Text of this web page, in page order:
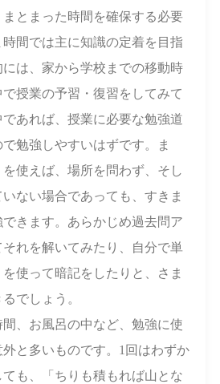
とまった時間を確保する必要
間では主に知識の定着を目指
は、家から学校までの移動時
授業の予習・復習をしてみて
であれば、授業に必要な勉強道
勉強しやすいはずです。ま
使えば、場所を問わず、そし
ない場合であっても、すきま
きます。あらかじめ過去問ア
れを解いてみたり、自分で単
使って暗記をしたりと、さま
でしょう。
、お風呂の中など、勉強に使
と多いものです。1回はわずか
も、「ちりも積もれば山とな